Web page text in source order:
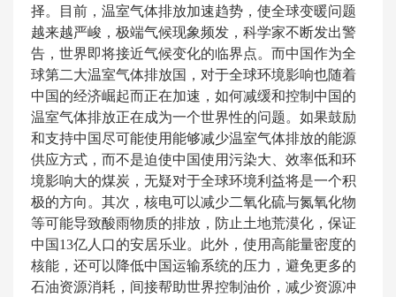
择。目前，温室气体排放加速趋势，使全球变暖问题
越来越严峻，极端气候现象频发，科学家不断发出警
告，世界即将接近气候变化的临界点。而中国作为全
球第二大温室气体排放国，对于全球环境影响也随着
中国的经济崛起而正在加速，如何减缓和控制中国的
温室气体排放正在成为一个世界性的问题。如果鼓励
和支持中国尽可能使用能够减少温室气体排放的能源
供应方式，而不是迫使中国使用污染大、效率低和环
境影响大的煤炭，无疑对于全球环境利益将是一个积
极的方向。其次，核电可以减少二氧化硫与氮氧化物
等可能导致酸雨物质的排放，防止土地荒漠化，保证
中国13亿人口的安居乐业。此外，使用高能量密度的
核能，还可以降低中国运输系统的压力，避免更多的
石油资源消耗，间接帮助世界控制油价，减少资源冲